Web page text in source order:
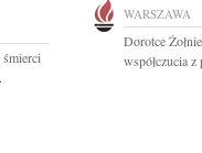
WARSZAWA
Dorotce
współczucia